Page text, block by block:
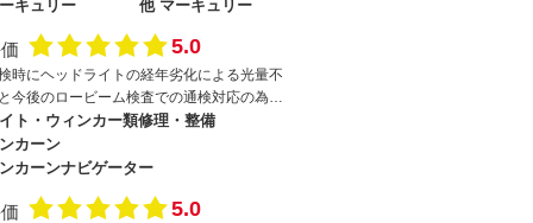
ど情報が錯綜するなか不安があり加工でき
大満足。エルボ点が目視可です。理由、素
私へ親切丁寧でわかりやすく説明頂き、即
加工のお願いをしました。機会がありまし
、次回もお願いします。
キュリー
他 マーキュリー
5.0
時にヘッドライトの経年劣化による光量不
今後のロービーム検査での通検対応の為社
の新品を本国から輸入し国内仕様へと加工
頂きました。とても丁寧な処理と高度な技
より見た目の綺麗さと共に、ヘッドライト
た。左右調整が出来ないので取り付け後ワ
ト・ウィンカー類修理・整備
カーン
カーンナビゲーター
5.0